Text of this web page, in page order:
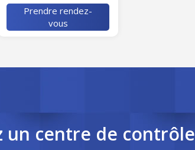
Prendre rendez-
vous
un centre de contrôle